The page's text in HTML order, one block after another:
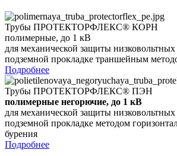
Трубы ПРОТЕКТОРФЛЕКС® КОРН
полимерные, до 1 кВ
для механической защиты
подземной прокладке траншейным
Подробнее
Трубы ПРОТЕКТОРФЛЕКС® ПЭН
полимерные негорючие, до 1 кВ
для механической защиты
подземной прокладке методом
бурения
Подробнее